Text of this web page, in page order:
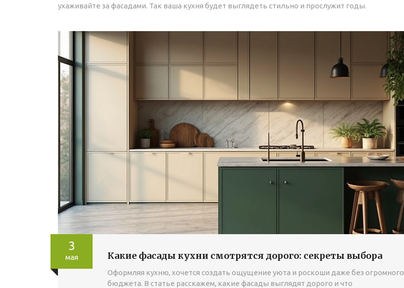
ухаживайте за фасадами. Так ваша кухня будет выглядеть стильно и прослужит годы.
3
мая Какие фасады кухни смотрятся дорого: секреты выбора
Оформляя кухню, хочется создать ощущение уюта и роскоши даже без огромного
бюджета. В статье расскажем, какие фасады выглядят дорого и что